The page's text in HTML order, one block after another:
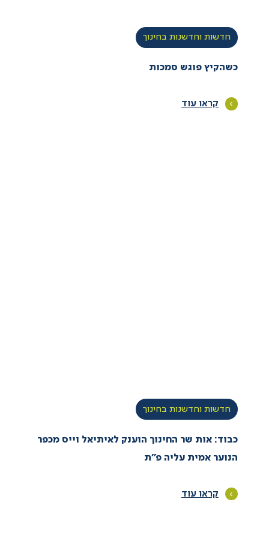
חדשות וחדשנות בחינוך
כשהקיץ פוגש סמכות
קראו עוד
חדשות וחדשנות בחינוך
כבוד: אות שר החינוך הוענק לאיתיאל וייס מכפר
הנוער אמית עליה פ”ת
קראו עוד